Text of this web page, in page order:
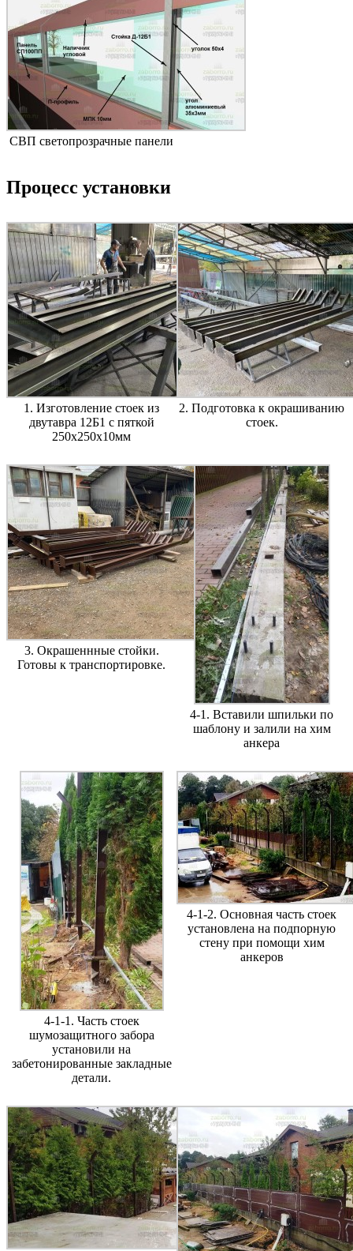
СВП светопрозрачные панели
Процесс установки
1. Изготовление стоек из
двутавра 12Б1 с пяткой
250х250х10мм
2. Подготовка к окрашиванию
стоек.
3. Окрашеннные стойки.
Готовы к транспортировке.
4-1. Вставили шпильки по
шаблону и залили на хим
анкера
4-1-1. Часть стоек
шумозащитного забора
установили на
забетонированные закладные
детали.
4-1-2. Основная часть стоек
установлена на подпорную
стену при помощи хим
анкеров